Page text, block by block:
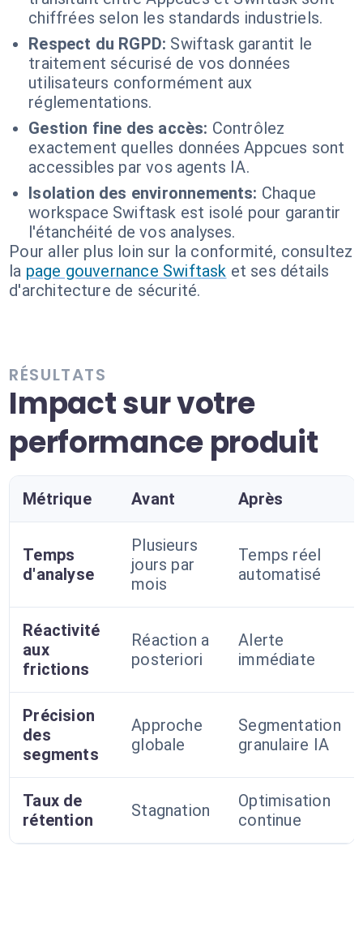
chiffrées selon les standards industriels.
Respect du RGPD: Swiftask garantit le
traitement sécurisé de vos données
utilisateurs conformément aux
réglementations.
Gestion fine des accès: Contrôlez
exactement quelles données Appcues sont
accessibles par vos agents IA.
Isolation des environnements: Chaque
workspace Swiftask est isolé pour garantir
l'étanchéité de vos analyses.
Pour aller plus loin sur la conformité, consultez
la page gouvernance Swiftask et ses détails
d'architecture de sécurité.
RÉSULTATS
Impact sur votre
performance produit
Métrique Avant Après
Temps
d'analyse
Plusieurs
jours par
mois
Temps réel
automatisé
Réactivité
aux
frictions
Réaction a
posteriori
Alerte
immédiate
Précision
des
segments
Approche
globale
Segmentation
granulaire IA
Taux de
rétention
Stagnation
Optimisation
continue